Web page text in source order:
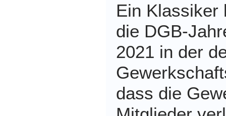
Ein Klassiker
die DGB-
2021 in der
dass die